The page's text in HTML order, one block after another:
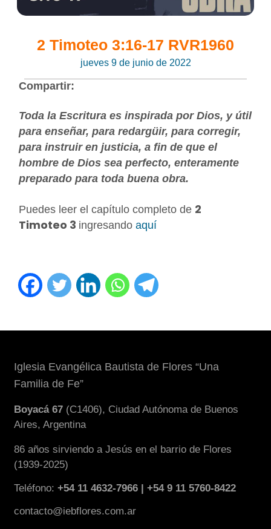
2 Timoteo 3:16-17 RVR1960
jueves 9 de junio de 2022
Compartir:
Toda la Escritura es inspirada por Dios, y útil
para enseñar, para redargüir, para corregir,
para instruir en justicia, a fin de que el
hombre de Dios sea perfecto, enteramente
preparado para toda buena obra.
Puedes leer el capítulo completo de 2
Timoteo 3 ingresandoaquí
Iglesia Evangélica Bautista de Flores “Una
Familia de Fe”
Boyacá 67 (C1406), Ciudad Autónoma de Buenos
Aires, Argentina
86 años sirviendo a Jesús en el barrio de Flores
(1939-2025)
Teléfono:+54 11 4632-7966 | +54 9 11 5760-8422
contacto@iebflores.com.ar